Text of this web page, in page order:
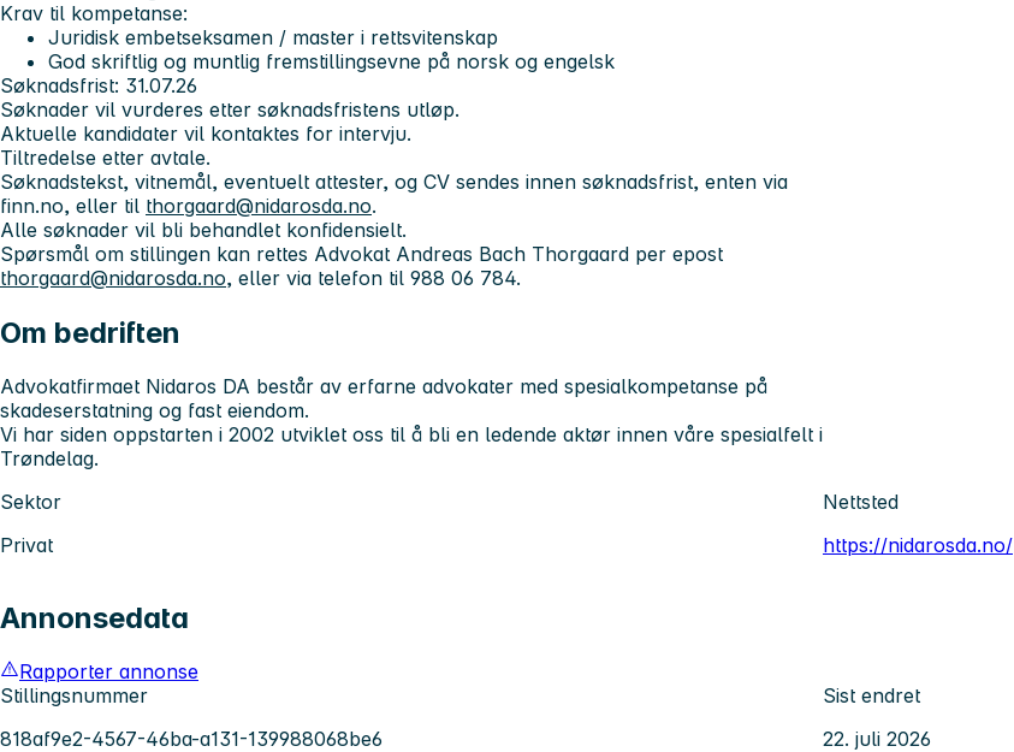
Krav til kompetanse:
Juridisk embetseksamen / master i rettsvitenskap
God skriftlig og muntlig fremstillingsevne på norsk og engelsk
Søknadsfrist: 31.07.26
Søknader vil vurderes etter søknadsfristens utløp.
Aktuelle kandidater vil kontaktes for intervju.
Tiltredelse etter avtale.
Søknadstekst, vitnemål, eventuelt attester, og CV sendes innen søknadsfrist, enten via
finn.no, eller til thorgaard@nidarosda.no.
Alle søknader vil bli behandlet konfidensielt.
Spørsmål om stillingen kan rettes Advokat Andreas Bach Thorgaard per epost
thorgaard@nidarosda.no, eller via telefon til 988 06 784.
Om bedriften
Advokatfirmaet Nidaros DA består av erfarne advokater med spesialkompetanse på
skadeserstatning og fast eiendom.
Vi har siden oppstarten i 2002 utviklet oss til å bli en ledende aktør innen våre spesialfelt i
Trøndelag.
Sektor
Privat
Nettsted
https://nidarosda.no/
Annonsedata
Rapporter annonse
Stillingsnummer
818af9e2-4567-46ba-a131-139988068be6
Sist endret
22. juli 2026